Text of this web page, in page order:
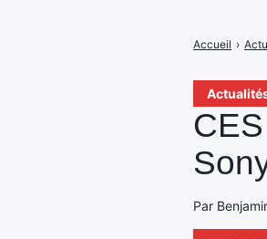
Par
Accueil ›